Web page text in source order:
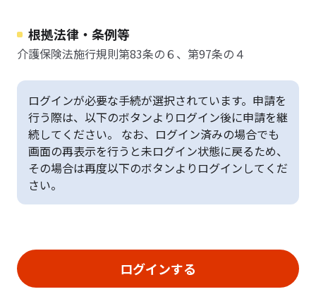
根拠法律・条例等
介護保険法施行規則第83条の６、第97条の４
ログインが必要な手続が選択されています。申請を
行う際は、以下のボタンよりログイン後に申請を継
続してください。 なお、ログイン済みの場合でも
画面の再表示を行うと未ログイン状態に戻るため、
その場合は再度以下のボタンよりログインしてくだ
さい。